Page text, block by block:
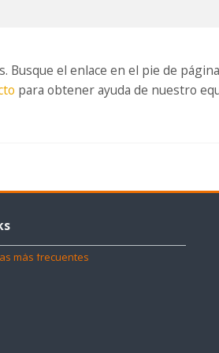
Busque el enlace en el pie de
para obtener ayuda de nuestro
más frecuentes